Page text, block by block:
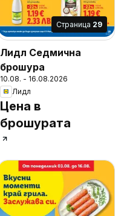
Cтраница 29
Лидл Седмична
брошура
10.08. - 16.08.2026
Лидл
Цена в
брошурата